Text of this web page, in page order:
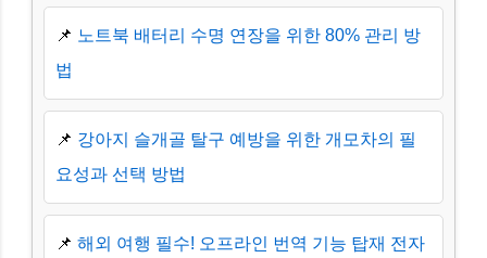
📌 노트북 배터리 수명 연장을 위한 80% 관리 방
법
📌 강아지 슬개골 탈구 예방을 위한 개모차의 필
요성과 선택 방법
📌 해외 여행 필수! 오프라인 번역 기능 탑재 전자